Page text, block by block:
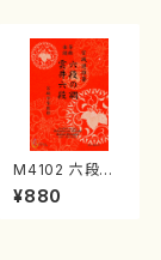
M4102 六段の
調 雲井六段
（箏/宮城道雄
¥880